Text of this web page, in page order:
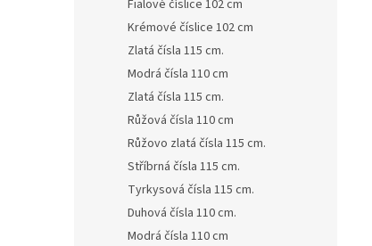
Fialové číslice 102 cm
Krémové číslice 102 cm
Zlatá čísla 115 cm.
Modrá čísla 110 cm
Zlatá čísla 115 cm.
Růžová čísla 110 cm
Růžovo zlatá čísla 115 cm.
Stříbrná čísla 115 cm.
Tyrkysová čísla 115 cm.
Duhová čísla 110 cm.
Modrá čísla 110 cm